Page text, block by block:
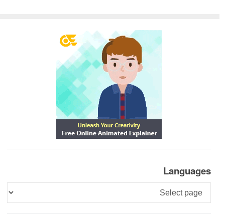
Languages
Languages